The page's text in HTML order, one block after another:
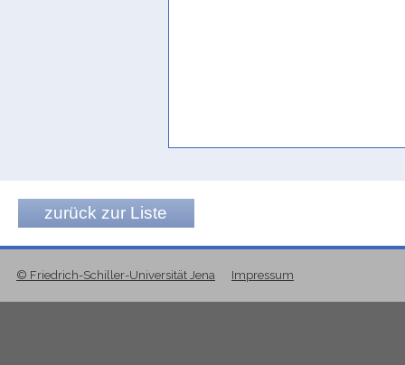
zurück zur Liste
© Friedrich-Schiller-Universität Jena Impressum